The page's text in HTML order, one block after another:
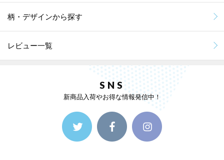
柄・デザインから探す
レビュー一覧
SNS
新商品入荷やお得な情報発信中！